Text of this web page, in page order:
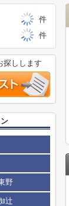
件
件
探しします
野
辻